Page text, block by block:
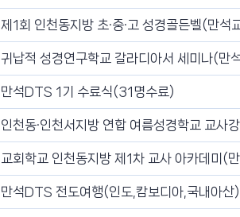
제1회 인천동지방 초·중·고 성경골든벨(만석
귀납적 성경연구학교 갈라디아서 세미나(만
만석DTS 1기 수료식(31명수료)
인천동·인천서지방 연합 여름성경학교 교사
교회학교 인천동지방 제1차 교사 아카데미(
만석DTS 전도여행(인도,캄보디아,국내아산)